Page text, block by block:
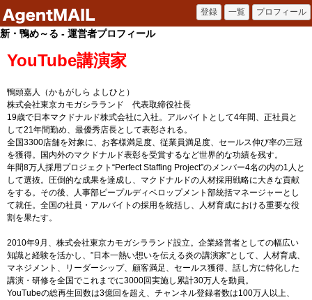
新・鴨め～る - 運営者プロフィール
YouTube講演家
鴨頭嘉人（かもがしら よしひと）
株式会社東京カモガシラランド 代表取締役社長
19歳で日本マクドナルド株式会社に入社。アルバイトとして4年間、正社員と
して21年間勤め、最優秀店長として表彰される。
全国3300店舗を対象に、お客様満足度、従業員満足度、セールス伸び率の三冠
を獲得。国内外のマクドナルド表彰を受賞するなど世界的な功績を残す。
年間8万人採用プロジェクト“Perfect Staffing Project”のメンバー4名の内の1人と
して選抜。圧倒的な成果を達成し、マクドナルドの人材採用戦略に大きな貢献
をする。その後、人事部ピープルディベロップメント部統括マネージャーとし
て就任。全国の社員・アルバイトの採用を統括し、人材育成における重要な役
割を果たす。
2010年9月、株式会社東京カモガシラランド設立。企業経営者としての幅広い
知識と経験を活かし、”日本一熱い想いを伝える炎の講演家”として、人材育成、
マネジメント、リーダーシップ、顧客満足、セールス獲得、話し方に特化した
講演・研修を全国でこれまでに3000回実施し累計30万人を動員。
YouTubeの総再生回数は3億回を超え、チャンネル登録者数は100万人以上、